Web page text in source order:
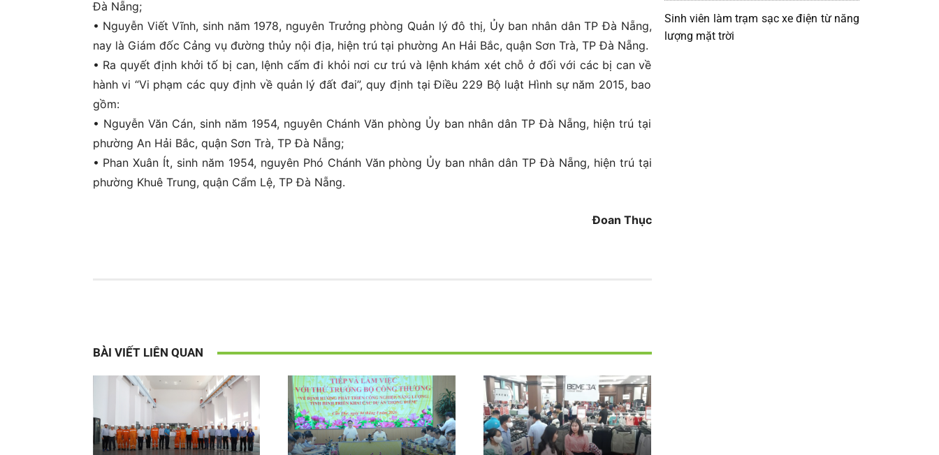
Đà Nẵng;
• Nguyễn Viết Vĩnh, sinh năm 1978, nguyên Trưởng phòng Quản lý đô thị, Ủy ban nhân dân TP Đà Nẵng,
nay là Giám đốc Cảng vụ đường thủy nội địa, hiện trú tại phường An Hải Bắc, quận Sơn Trà, TP Đà Nẵng.
• Ra quyết định khởi tố bị can, lệnh cấm đi khỏi nơi cư trú và lệnh khám xét chỗ ở đối với các bị can về
hành vi “Vi phạm các quy định về quản lý đất đai”, quy định tại Điều 229 Bộ luật Hình sự năm 2015, bao
gồm:
• Nguyễn Văn Cán, sinh năm 1954, nguyên Chánh Văn phòng Ủy ban nhân dân TP Đà Nẵng, hiện trú tại
phường An Hải Bắc, quận Sơn Trà, TP Đà Nẵng;
• Phan Xuân Ít, sinh năm 1954, nguyên Phó Chánh Văn phòng Ủy ban nhân dân TP Đà Nẵng, hiện trú tại
phường Khuê Trung, quận Cẩm Lệ, TP Đà Nẵng.
Đoan Thục
BÀI VIẾT LIÊN QUAN
Sinh viên làm trạm sạc xe điện từ năng
lượng mặt trời